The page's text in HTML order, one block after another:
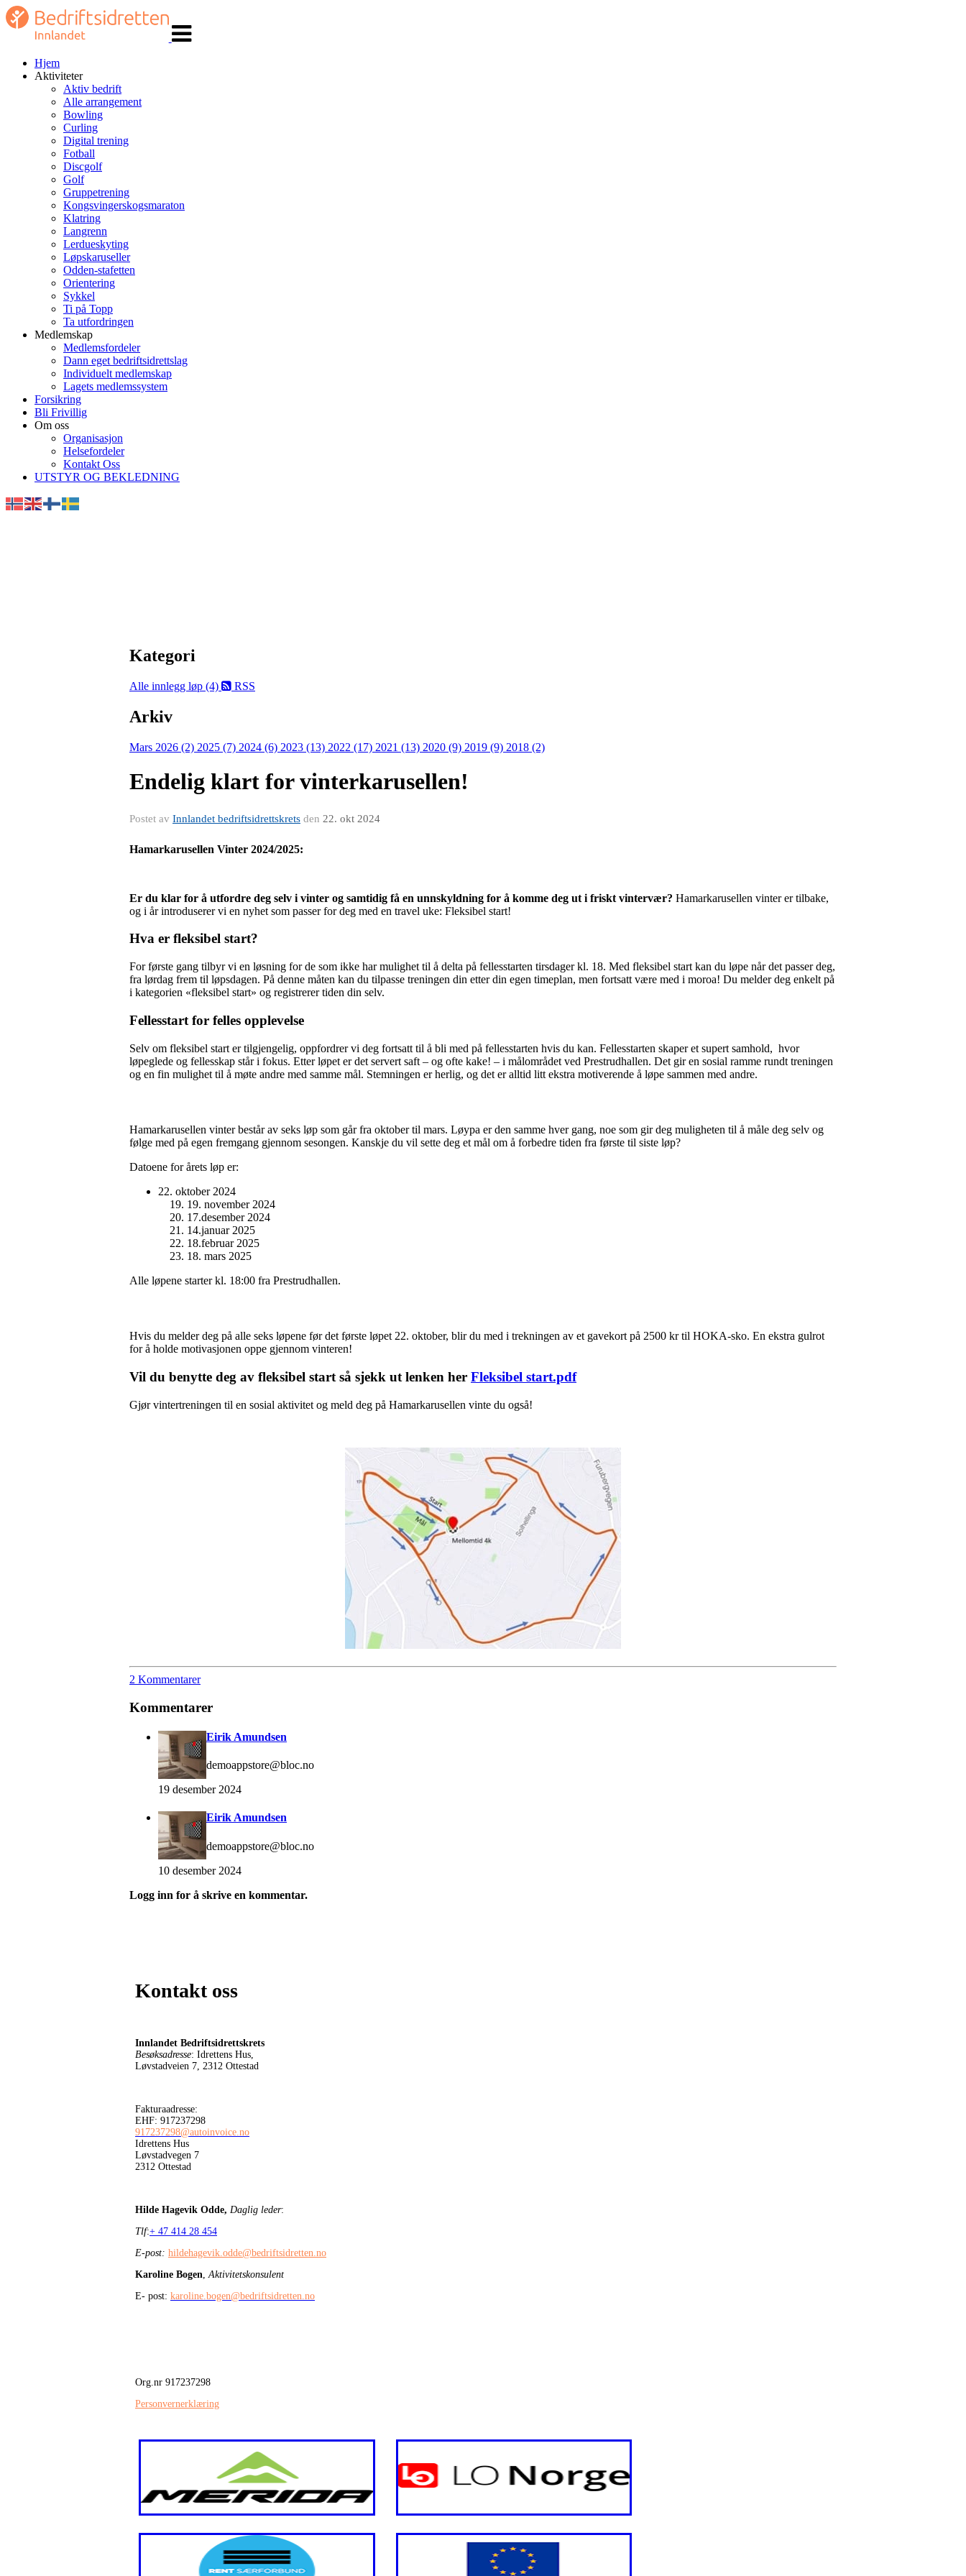
navigasjon
Hjem
Aktiviteter
Aktiv bedrift
Alle arrangement
Bowling
Curling
Digital trening
Fotball
Discgolf
Golf
Gruppetrening
Kongsvingerskogsmaraton
Klatring
Langrenn
Lerdueskyting
Løpskaruseller
Odden-stafetten
Orientering
Sykkel
Ti på Topp
Ta utfordringen
Medlemskap
Medlemsfordeler
Dann eget bedriftsidrettslag
Individuelt medlemskap
Lagets medlemssystem
Forsikring
Bli Frivillig
Om oss
Organisasjon
Helsefordeler
Kontakt Oss
UTSTYR OG BEKLEDNING
Kategori
Alle innlegg løp (4) RSS
Arkiv
Mars 2026 (2) 2025 (7) 2024 (6) 2023 (13) 2022 (17) 2021 (13) 2020 (9) 2019 (9) 2018 (2)
Endelig klart for vinterkarusellen!
Postet av Innlandet bedriftsidrettskrets den 22. okt 2024
Hamarkarusellen Vinter 2024/2025:
Er du klar for å utfordre deg selv i vinter og samtidig få en unnskyldning for å komme deg ut i friskt vintervær? Hamarkarusellen vinter er tilbake,
og i år introduserer vi en nyhet som passer for deg med en travel uke: Fleksibel start!
Hva er fleksibel start?
For første gang tilbyr vi en løsning for de som ikke har mulighet til å delta på fellesstarten tirsdager kl. 18. Med fleksibel start kan du løpe når det passer deg,
fra lørdag frem til løpsdagen. På denne måten kan du tilpasse treningen din etter din egen timeplan, men fortsatt være med i moroa! Du melder deg enkelt på
i kategorien «fleksibel start» og registrerer tiden din selv.
Fellesstart for felles opplevelse
Selv om fleksibel start er tilgjengelig, oppfordrer vi deg fortsatt til å bli med på fellesstarten hvis du kan. Fellesstarten skaper et supert samhold, hvor
løpeglede og fellesskap står i fokus. Etter løpet er det servert saft – og ofte kake! – i målområdet ved Prestrudhallen. Det gir en sosial ramme rundt treningen
og en fin mulighet til å møte andre med samme mål. Stemningen er herlig, og det er alltid litt ekstra motiverende å løpe sammen med andre.
Hamarkarusellen vinter består av seks løp som går fra oktober til mars. Løypa er den samme hver gang, noe som gir deg muligheten til å måle deg selv og
følge med på egen fremgang gjennom sesongen. Kanskje du vil sette deg et mål om å forbedre tiden fra første til siste løp?
Datoene for årets løp er:
22. oktober 2024
19. november 2024
17.desember 2024
14.januar 2025
18.februar 2025
18. mars 2025
Alle løpene starter kl. 18:00 fra Prestrudhallen.
Hvis du melder deg på alle seks løpene før det første løpet 22. oktober, blir du med i trekningen av et gavekort på 2500 kr til HOKA-sko. En ekstra gulrot
for å holde motivasjonen oppe gjennom vinteren!
Vil du benytte deg av fleksibel start så sjekk ut lenken her Fleksibel start.pdf
Gjør vintertreningen til en sosial aktivitet og meld deg på Hamarkarusellen vinte du også!
2 Kommentarer
Kommentarer
Eirik Amundsen
demoappstore@bloc.no
19 desember 2024
Eirik Amundsen
demoappstore@bloc.no
10 desember 2024
Logg inn for å skrive en kommentar.
Kontakt oss
Innlandet Bedriftsidrettskrets
Besøksadresse: Idrettens Hus,
Løvstadveien 7, 2312 Ottestad
Fakturaadresse:
EHF: 917237298
917237298@autoinvoice.no
Idrettens Hus
Løvstadvegen 7
2312 Ottestad
Hilde Hagevik Odde, Daglig leder:
Tlf:+ 47 414 28 454
E-post: hildehagevik.odde@bedriftsidretten.no
Karoline Bogen,Aktivitetskonsulent
E- post: karoline.bogen@bedriftsidretten.no
Org.nr 917237298
Personvernerklæring